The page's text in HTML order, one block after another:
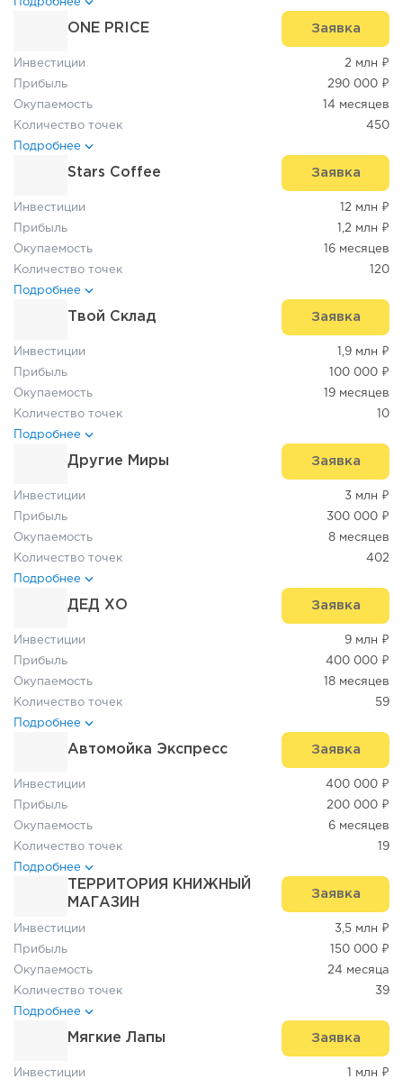
Подробнее
ONE PRICE Заявка
Инвестиции 2 млн ₽
Прибыль 290 000 ₽
Окупаемость 14 месяцев
Количество точек 450
Подробнее
Stars Coffee Заявка
Инвестиции 12 млн ₽
Прибыль 1,2 млн ₽
Окупаемость 16 месяцев
Количество точек 120
Подробнее
Твой Склад Заявка
Инвестиции 1,9 млн ₽
Прибыль 100 000 ₽
Окупаемость 19 месяцев
Количество точек 10
Подробнее
Другие Миры Заявка
Инвестиции 3 млн ₽
Прибыль 300 000 ₽
Окупаемость 8 месяцев
Количество точек 402
Подробнее
ДЕД ХО Заявка
Инвестиции 9 млн ₽
Прибыль 400 000 ₽
Окупаемость 18 месяцев
Количество точек 59
Подробнее
Автомойка Экспресс Заявка
Инвестиции 400 000 ₽
Прибыль 200 000 ₽
Окупаемость 6 месяцев
Количество точек 19
Подробнее
ТЕРРИТОРИЯ КНИЖНЫЙ
МАГАЗИН
Заявка
Инвестиции 3,5 млн ₽
Прибыль 150 000 ₽
Окупаемость 24 месяца
Количество точек 39
Подробнее
Мягкие Лапы Заявка
Инвестиции 1 млн ₽